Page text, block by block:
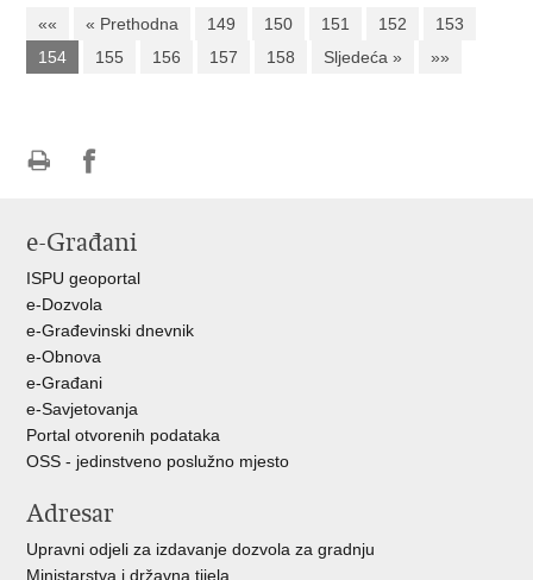
«« « Prethodna 149 150 151 152
153
154
155 156 157 158 Sljedeća » »»
FacebookuTwitteru
e-Građani
ISPU geoportal
e-Dozvola
e-Građevinski dnevnik
e-Obnova
e-Građani
e-Savjetovanja
Portal otvorenih podataka
OSS - jedinstveno poslužno mjesto
Adresar
Upravni odjeli za izdavanje dozvola za gradnju
Ministarstva i državna tijela